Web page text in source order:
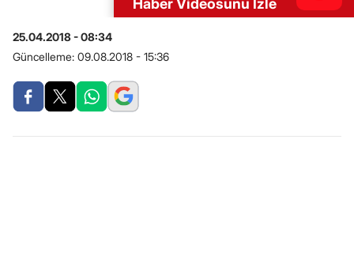
Haber Videosunu İzle
25.04.2018 - 08:34
Güncelleme: 09.08.2018 - 15:36